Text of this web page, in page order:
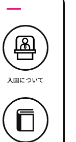
入国について